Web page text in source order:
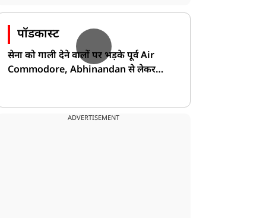
पॉडकास्ट
सेना को गाली देने वालों पर भड़के पूर्व Air
Commodore, Abhinandan से लेकर
ADVERTISEMENT